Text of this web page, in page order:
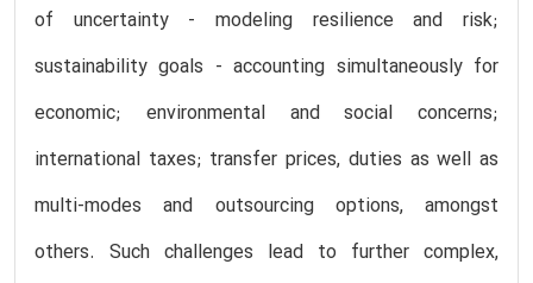
of uncertainty - modeling resilience and risk;
sustainability goals - accounting simultaneously for
economic; environmental and social concerns;
international taxes; transfer prices, duties as well as
multi-modes and outsourcing options, amongst
others. Such challenges lead to further complex,